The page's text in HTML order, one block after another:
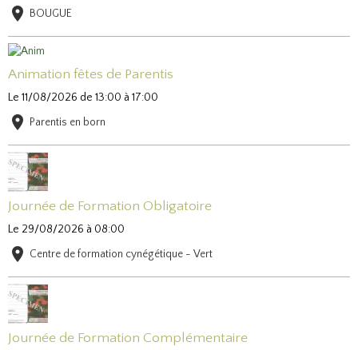
BOUGUE
Animation fêtes de Parentis
Le 11/08/2026 de 13:00 à 17:00
Parentis en born
Journée de Formation Obligatoire
Le 29/08/2026 à 08:00
Centre de formation cynégétique - Vert
Journée de Formation Complémentaire